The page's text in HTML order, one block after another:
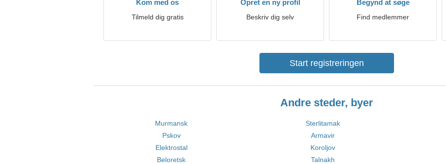
Kom med os
Tilmeld dig gratis
Opret en ny profil
Beskriv dig selv
Begynd at søge
Find medlemmer
Start registreringen
Andre steder, byer
Murmansk Sterlitamak
Pskov
Armavir
Elektrostal
Koroljov
Beloretsk
Talnakh